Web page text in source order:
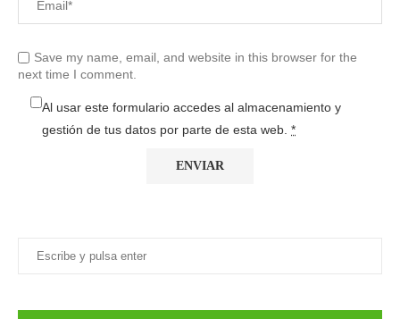
Save my name, email, and website in this browser for the
next time I comment.
Al usar este formulario accedes al almacenamiento y
gestión de tus datos por parte de esta web. *